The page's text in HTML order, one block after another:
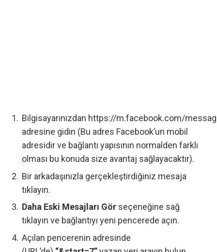
Bilgisayarınızdan https://m.facebook.com/
adresine gidin (Bu adres Facebook’un mobil
adresidir ve bağlantı yapısının normalden farklı
olması bu konuda size avantaj sağlayacaktır).
Bir arkadaşınızla gerçekleştirdiğiniz mesaja
tıklayın.
Daha Eski Mesajları Gör seçeneğine sağ
tıklayın ve bağlantıyı yeni pencerede açın.
Açılan pencerenin adresinde